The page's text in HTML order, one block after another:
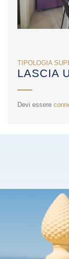
TIPOLOGIA
LASCIA
Devi essere